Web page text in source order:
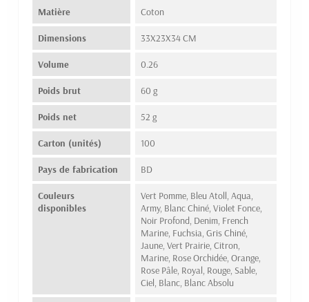
Matière Coton
Dimensions 33X23X34 CM
Volume 0.26
Poids brut 60 g
Poids net 52 g
Carton (unités) 100
Pays de fabrication BD
Couleurs
disponibles
Vert Pomme, Bleu Atoll, Aqua,
Army, Blanc Chiné, Violet Fonce,
Noir Profond, Denim, French
Marine, Fuchsia, Gris Chiné,
Jaune, Vert Prairie, Citron,
Marine, Rose Orchidée, Orange,
Rose Pâle, Royal, Rouge, Sable,
Ciel, Blanc, Blanc Absolu